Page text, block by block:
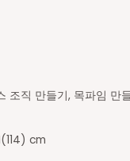
조직 만들기, 목파임 만
cm